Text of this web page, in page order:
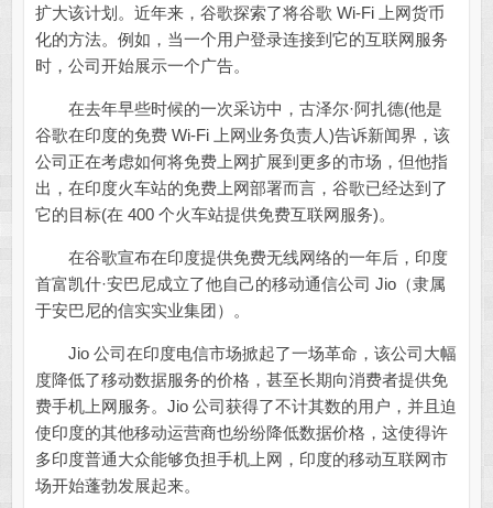
扩大该计划。近年来，谷歌探索了将谷歌 Wi-Fi 上网货币
化的方法。例如，当一个用户登录连接到它的互联网服务
时，公司开始展示一个广告。
在去年早些时候的一次采访中，古泽尔·阿扎德(他是
谷歌在印度的免费 Wi-Fi 上网业务负责人)告诉新闻界，该
公司正在考虑如何将免费上网扩展到更多的市场，但他指
出，在印度火车站的免费上网部署而言，谷歌已经达到了
它的目标(在 400 个火车站提供免费互联网服务)。
在谷歌宣布在印度提供免费无线网络的一年后，印度
首富凯什·安巴尼成立了他自己的移动通信公司 Jio（隶属
于安巴尼的信实实业集团）。
Jio 公司在印度电信市场掀起了一场革命，该公司大幅
度降低了移动数据服务的价格，甚至长期向消费者提供免
费手机上网服务。Jio 公司获得了不计其数的用户，并且迫
使印度的其他移动运营商也纷纷降低数据价格，这使得许
多印度普通大众能够负担手机上网，印度的移动互联网市
场开始蓬勃发展起来。